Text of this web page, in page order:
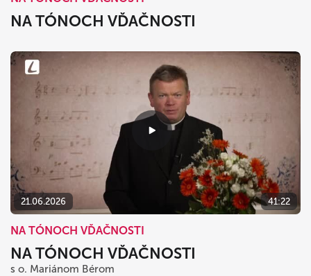
NA TÓNOCH VĎAČNOSTI
21.06.2026 41:22
NA TÓNOCH VĎAČNOSTI
NA TÓNOCH VĎAČNOSTI
s o. Mariánom Bérom